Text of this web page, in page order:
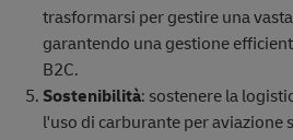
trasformarsi per gestire una
garantendo una gestione
B2C.
Sostenibilità: sostenere la
l'uso di carburante per aviazione